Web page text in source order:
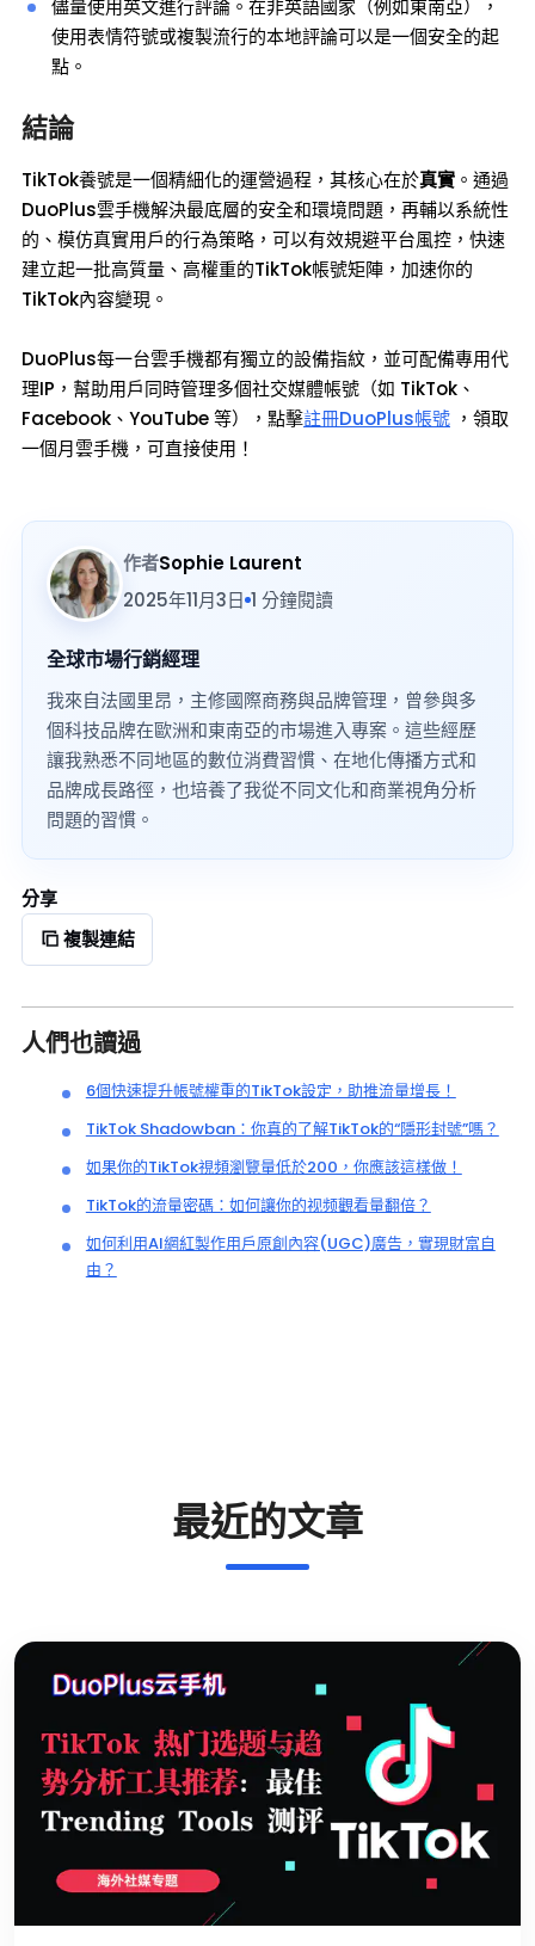
儘量使用英文進行評論。在非英語國家（例如東南亞），
使用表情符號或複製流行的本地評論可以是一個安全的起
點。
結論
TikTok養號是一個精細化的運營過程，其核心在於真實 。通過
DuoPlus雲手機解決最底層的安全和環境問題，再輔以系統性
的、模仿真實用戶的行為策略，可以有效規避平台風控，快速
建立起一批高質量、高權重的TikTok帳號矩陣，加速你的
TikTok內容變現。
DuoPlus每一台雲手機都有獨立的設備指紋，並可配備專用代
理IP，幫助用戶同時管理多個社交媒體帳號（如 TikTok、
Facebook、YouTube 等），點擊註冊DuoPlus帳號 ，領取
一個月雲手機，可直接使用！
作者Sophie Laurent
2025年11月3日 1 分鐘閱讀
全球市場行銷經理
我來自法國里昂，主修國際商務與品牌管理，曾參與多
個科技品牌在歐洲和東南亞的市場進入專案。這些經歷
讓我熟悉不同地區的數位消費習慣、在地化傳播方式和
品牌成長路徑，也培養了我從不同文化和商業視角分析
問題的習慣。
分享
複製連結
人們也讀過
6個快速提升帳號權重的TikTok設定，助推流量增長！
TikTok Shadowban：你真的了解TikTok的“隱形封號”嗎？
如果你的TikTok視頻瀏覽量低於200，你應該這樣做！
TikTok的流量密碼：如何讓你的视频觀看量翻倍？
如何利用AI網紅製作用戶原創內容(UGC)廣告，實現財富自
由？
最近的文章